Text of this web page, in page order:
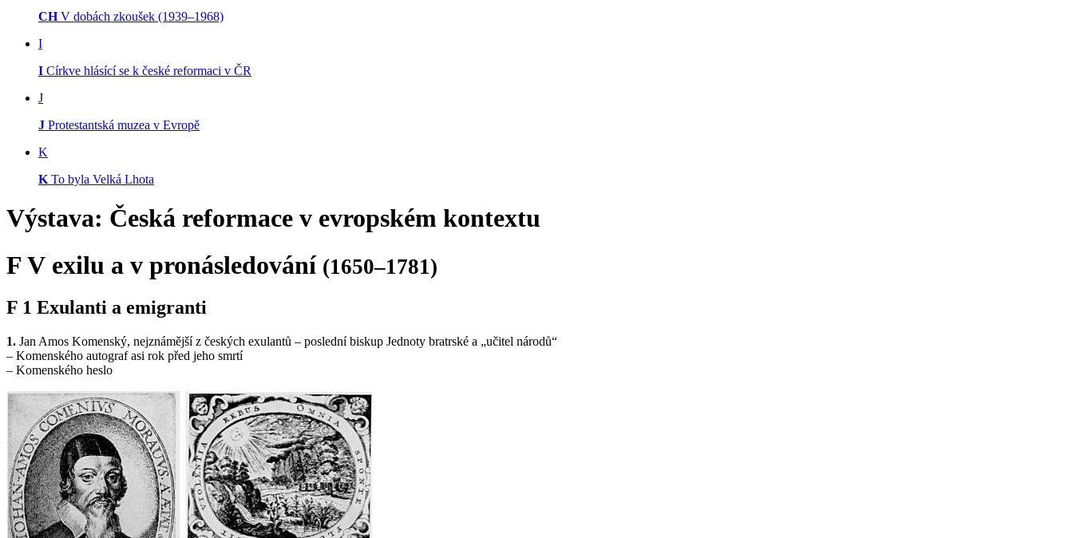
CHV dobách zkoušek (1939–1968)
I
I Církve hlásící se k české reformaci v ČR
J
J Protestantská muzea v Evropě
K
K To byla Velká Lhota
Výstava: Česká reformace v evropském kontextu
F V exilu a v pronásledování (1650–1781)
F 1 Exulanti a emigranti
1. Jan Amos Komenský, nejznámější z českých exulantů – poslední biskup Jednoty bratrské a „učitel národů“
– Komenského autograf asi rok před jeho smrtí
– Komenského heslo